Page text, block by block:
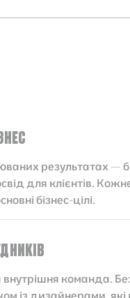
результатах —
для клієнтів.
бізнес-цілі.
команда.
із дизайнерами,